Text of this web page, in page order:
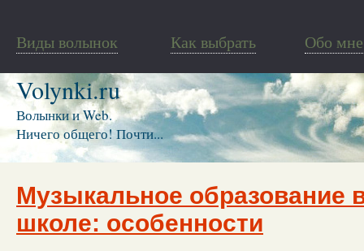
Виды волынок Как выбрать Обо мне
Volynki.ru
Волынки и Web.
Ничего общего! Почти...
Музыкальное образование
школе: особенности